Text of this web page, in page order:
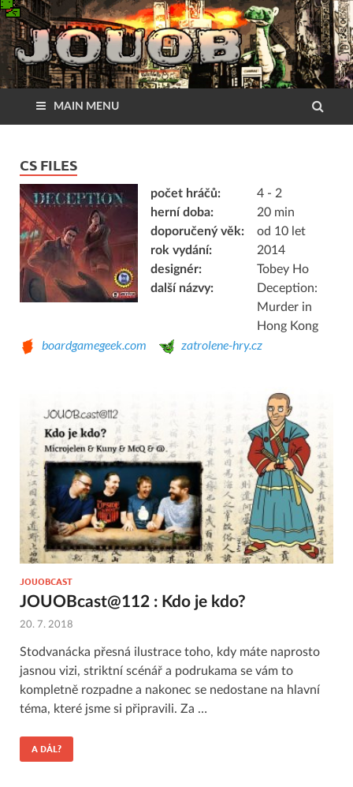
MAIN MENU
CS FILES
počet hráčů:
4 - 2
herní doba:
20 min
doporučený věk:
od 10 let
rok vydání:
2014
designér:
Tobey Ho
další názvy:
Deception:
Murder in
Hong Kong
boardgamegeek.com zatrolene-hry.cz
JOUOBCAST
JOUOBcast@112 : Kdo je kdo?
20. 7. 2018
Stodvanácka přesná ilustrace toho, kdy máte naprosto
jasnou vizi, striktní scénář a podrukama se vám to
kompletně rozpadne a nakonec se nedostane na hlavní
téma, které jsme si připravili. Za …
A DÁL?